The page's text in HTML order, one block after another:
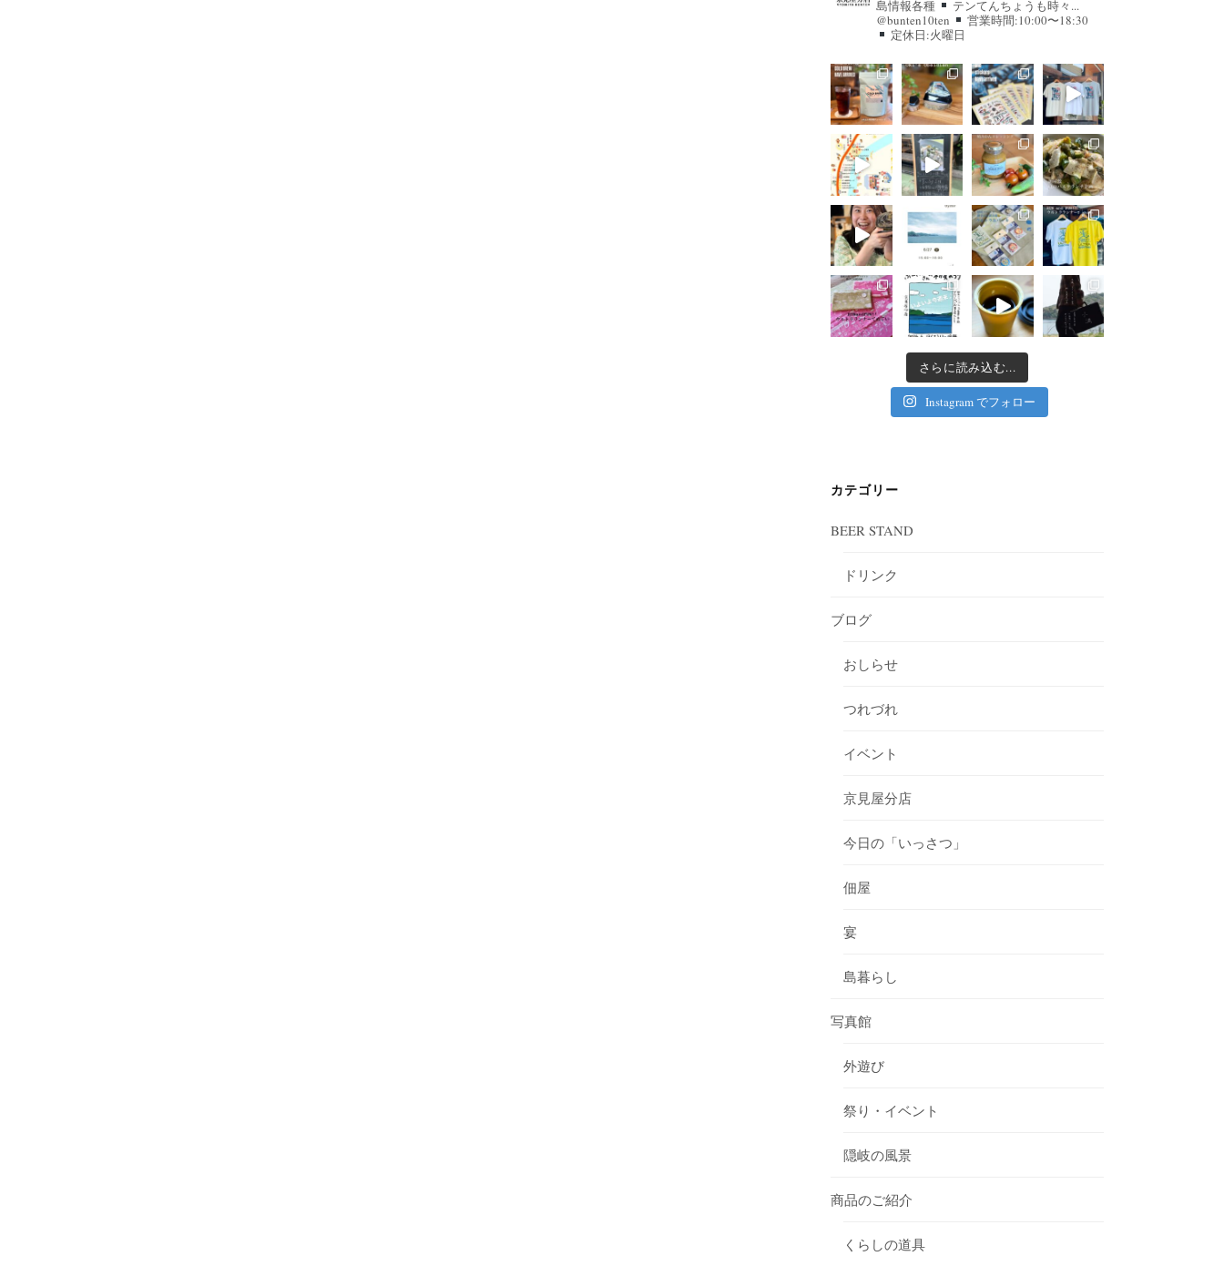
島情報各種
テンてんちょうも時々...
@bunten10ten
営業時間:10:00〜18:30
定休日:火曜日
さらに読み込む...
Instagram でフォロー
カテゴリー
BEER STAND
ドリンク
ブログ
おしらせ
つれづれ
イベント
京見屋分店
今日の「いっさつ」
佃屋
宴
島暮らし
写真館
外遊び
祭り・イベント
隠岐の風景
商品のご紹介
くらしの道具